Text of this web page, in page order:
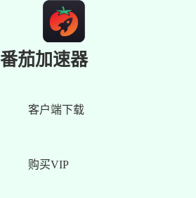
番茄加速器
客户端下载
购买VIP